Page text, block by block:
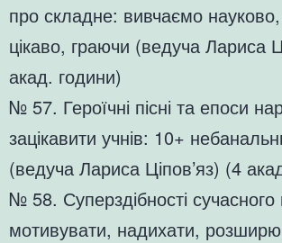
про складне: вивчаємо науково,
цікаво, граючи (ведуча Лариса
акад. години)
№ 57. Героїчні пісні та епоси
зацікавити учнів: 10+
(ведуча Лариса Ціпов’яз) (4
№ 58. Суперздібності сучасного
мотивувати, надихати,